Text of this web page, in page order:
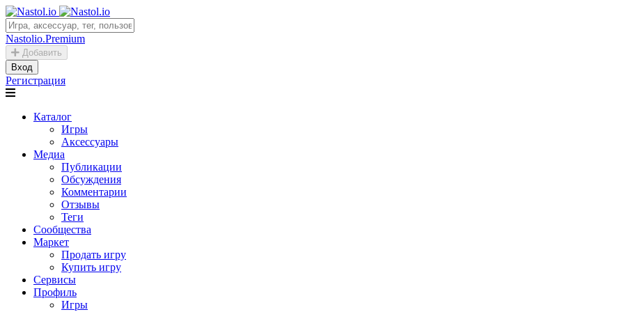
Nastolio.Premium
Добавить
Вход
Регистрация
Каталог
Игры
Аксессуары
Медиа
Публикации
Обсуждения
Комментарии
Отзывы
Теги
Сообщества
Маркет
Продать игру
Купить игру
Сервисы
Профиль
Игры